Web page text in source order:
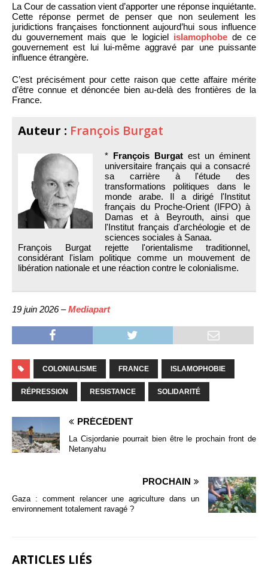
La Cour de cassation vient d’apporter une réponse inquiétante.
Cette réponse permet de penser que non seulement les
juridictions françaises fonctionnent aujourd’hui sous influence
du gouvernement mais que le logiciel islamophobede ce
gouvernement est lui lui-même aggravé par une puissante
influence étrangère.
C’est précisément pour cette raison que cette affaire mérite
d’être connue et dénoncée bien au-delà des frontières de la
France.
Auteur : François Burgat
* François Burgat est un éminent
universitaire français qui a consacré
sa carrière à l'étude des
transformations politiques dans le
monde arabe. Il a dirigé l'Institut
français du Proche-Orient (IFPO) à
Damas et à Beyrouth, ainsi que
l'Institut français d'archéologie et de
sciences sociales à Sanaa.
François Burgat rejette l'orientalisme traditionnel,
considérant l'islam politique comme un mouvement de
libération nationale et une réaction contre le colonialisme.
19 juin 2026 –Mediapart
COLONIALISME FRANCE ISLAMOPHOBIE
RÉPRESSION RESISTANCE SOLIDARITÉ
PRÉCÉDENT
La Cisjordanie pourrait bien être le prochain front de
Netanyahu
PROCHAIN
Gaza : comment relancer une agriculture dans un
environnement totalement ravagé ?
ARTICLES LIÉS